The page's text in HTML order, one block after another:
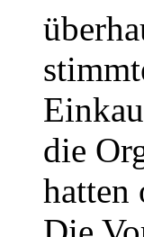
die
hatten